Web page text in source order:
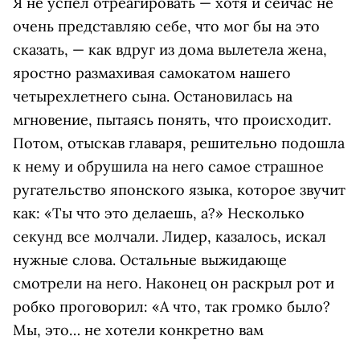
очень представляю себе, что мог бы на это
сказать, — как вдруг из дома вылетела жена,
яростно размахивая самокатом нашего
четырехлетнего сына. Остановилась на
мгновение, пытаясь понять, что происходит.
Потом, отыскав главаря, решительно подошла
к нему и обрушила на него самое страшное
ругательство японского языка, которое звучит
как: «Ты что это делаешь, а?» Несколько
секунд все молчали. Лидер, казалось, искал
нужные слова. Остальные выжидающе
смотрели на него. Наконец он раскрыл рот и
робко проговорил: «А что, так громко было?
Мы, это… не хотели конкретно вам